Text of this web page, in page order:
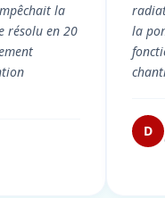
la
résolu en 20
la
D